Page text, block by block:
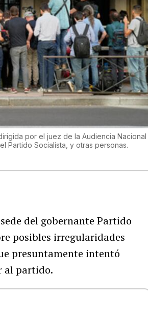
por el juez de la Audiencia Nacional
Partido Socialista, y otras personas.
del gobernante Partido
posibles irregularidades
presuntamente intentó
al partido.